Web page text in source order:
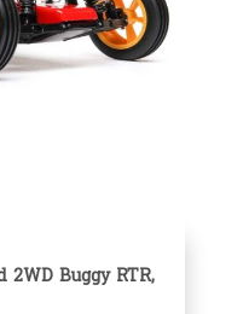
Buggy RTR,